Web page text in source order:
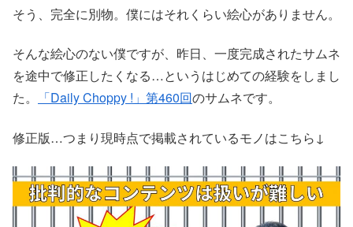
そう、完全に別物。僕にはそれくらい絵心がありません。
そんな絵心のない僕ですが、昨日、一度完成されたサムネ
を途中で修正したくなる…というはじめての経験をしまし
た。
「Daily Choppy !」第460回のサムネです。
修正版…つまり現時点で掲載されているモノはこちら↓